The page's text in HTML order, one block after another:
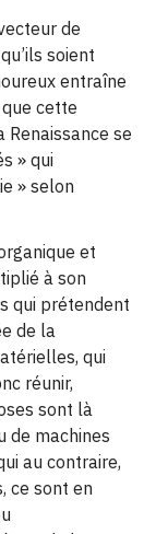
de
soient
entraîne
cette
se
» qui
» selon
et
à son
qui prétendent
de la
qui
réunir,
sont là
de machines
au contraire,
ce sont en